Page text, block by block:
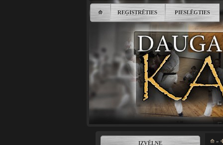
⟰ REĢISTRĒTIES PIESLĒGTIES
IZVĒLNE ⟰ »